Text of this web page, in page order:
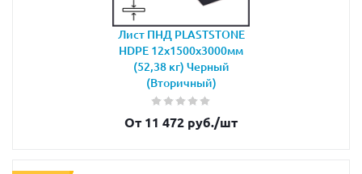
Лист ПНД PLASTSTONE
HDPE 12х1500х3000мм
(52,38 кг) Черный
(Вторичный)
От 11 472 руб./шт